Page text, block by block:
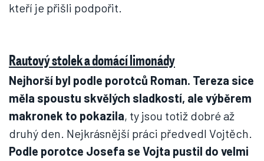
kteří je přišli podpořit.
Rautový stolek a domácí limonády
Nejhorší byl podle porotců Roman. Tereza sice
měla spoustu skvělých sladkostí, ale výběrem
makronek to pokazila, ty jsou totiž dobré až
druhý den. Nejkrásnější práci předvedl Vojtěch.
Podle porotce Josefa se Vojta pustil do velmi